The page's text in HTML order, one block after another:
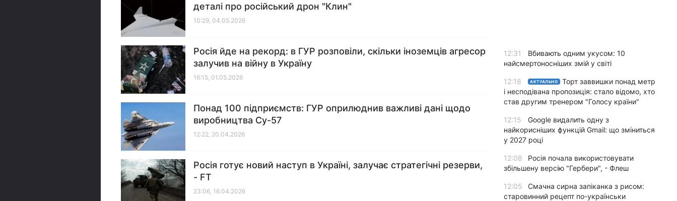
деталі про російський дрон "Клин"
10:29, 04.05.2026
Росія йде на рекорд: в ГУР розповіли, скільки іноземців агресор
залучив на війну в Україну
16:15, 01.05.2026
Понад 100 підприємств: ГУР оприлюднив важливі дані щодо
виробництва Су-57
12:22, 20.04.2026
Росія готує новий наступ в Україні, залучає стратегічні резерви,
- FT
23:06, 16.04.2026
12:31
Вбивають одним укусом: 10
найсмертоносніших змій у світі
12:18 АКТУАЛЬНО
Торт заввишки понад метр
і несподівана пропозиція: стало відомо, хто
став другим тренером "Голосу країни"
12:15
Google видалить одну з
найкорисніших функцій Gmail: що зміниться
у 2027 році
12:08
Росія почала використовувати
збільшену версію "Гербери", - Флеш
12:05
Смачна сирна запіканка з рисом:
старовинний рецепт по-українськи